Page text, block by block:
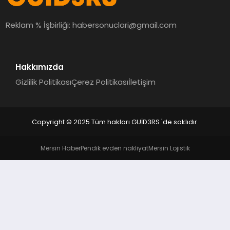
MAGAZIN
Reklam % İşbirliği:habersonuclari@gmail.com
Hakkımızda
Gizlilik PolitikasıÇerez Politikasıİletişim
Copyright © 2025 Tüm hakları GUİD3RS 'de saklıdır.
Mersin HaberPendik evden nakliyatMersin Lojistik